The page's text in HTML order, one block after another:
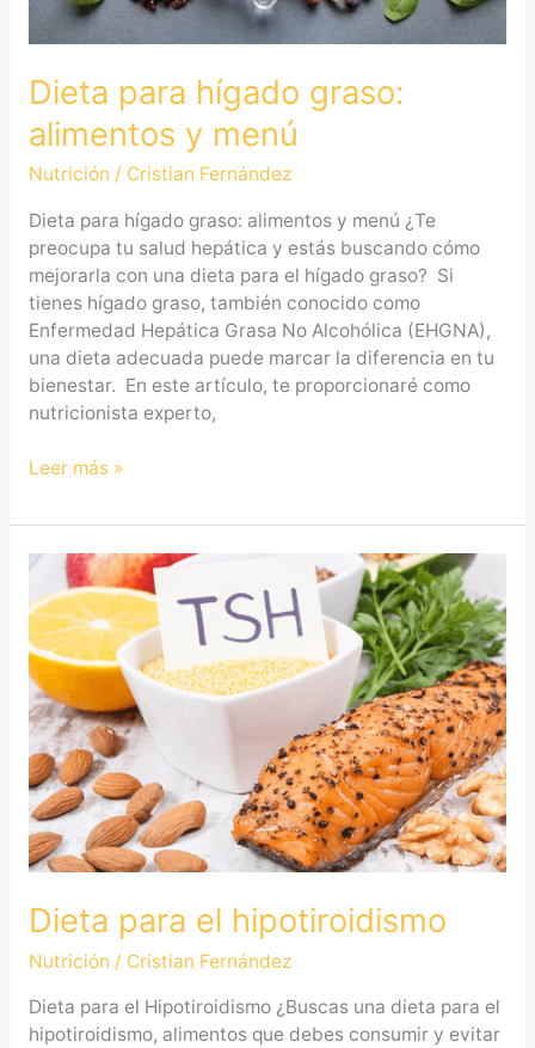
Dieta para hígado graso:
alimentos y menú
Nutrición / Cristian Fernández
Dieta para hígado graso: alimentos y menú ¿Te
preocupa tu salud hepática y estás buscando cómo
mejorarla con una dieta para el hígado graso? Si
tienes hígado graso, también conocido como
Enfermedad Hepática Grasa No Alcohólica (EHGNA),
una dieta adecuada puede marcar la diferencia en tu
bienestar. En este artículo, te proporcionaré como
nutricionista experto,
Leer más »
Dieta para el hipotiroidismo
Nutrición / Cristian Fernández
Dieta para el Hipotiroidismo ¿Buscas una dieta para el
hipotiroidismo, alimentos que debes consumir y evitar
Dieta
para
el
hipotiroidismo